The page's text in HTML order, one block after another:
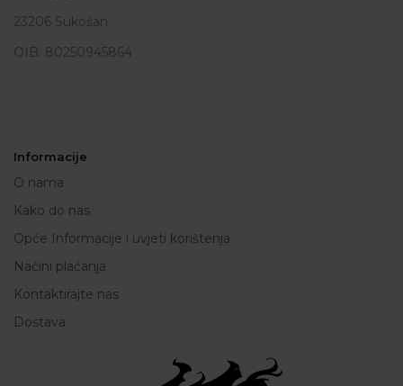
23206 Sukošan
OIB: 80250945864
Informacije
O nama
Kako do nas
Opće Informacije i uvjeti korištenja
Načini plaćanja
Kontaktirajte nas
Dostava